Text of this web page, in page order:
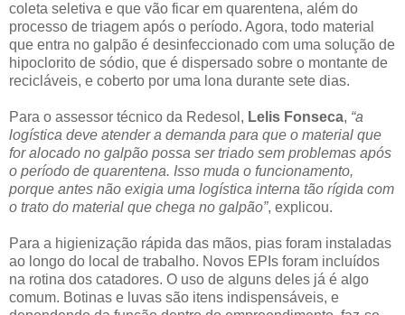
coleta seletiva e que vão ficar em quarentena, além do
processo de triagem após o período. Agora, todo material
que entra no galpão é desinfeccionado com uma solução de
hipoclorito de sódio, que é dispersado sobre o montante de
recicláveis, e coberto por uma lona durante sete dias.
Para o assessor técnico da Redesol, Lelis Fonseca, “a
logística deve atender a demanda para que o material que
for alocado no galpão possa ser triado sem problemas após
o período de quarentena. Isso muda o funcionamento,
porque antes não exigia uma logística interna tão rígida com
o trato do material que chega no galpão”, explicou.
Para a higienização rápida das mãos, pias foram instaladas
ao longo do local de trabalho. Novos EPIs foram incluídos
na rotina dos catadores. O uso de alguns deles já é algo
comum. Botinas e luvas são itens indispensáveis, e